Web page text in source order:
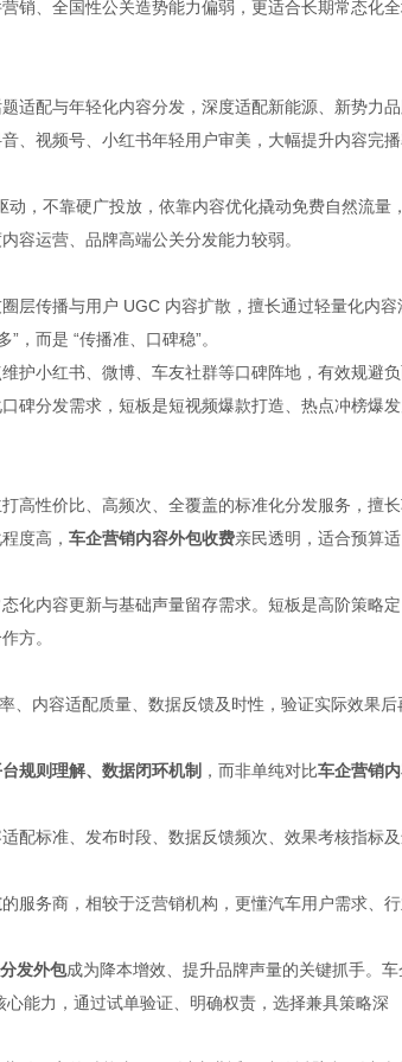
销、全国性公关造势能力偏弱，更适合长期常态化
适配与年轻化内容分发，深度适配新能源、新势力
、视频号、小红书年轻用户审美，大幅提升内容完
，不靠硬广投放，依靠内容优化撬动免费自然流量，
容运营、品牌高端公关分发能力较弱。
层传播与用户 UGC 内容扩散，擅长通过轻量化内容
，而是 “传播准、口碑稳”。
护小红书、微博、车友社群等口碑阵地，有效规避
碑分发需求，短板是短视频爆款打造、热点冲榜爆发
高性价比、高频次、全覆盖的标准化分发服务，擅
度高， 车企营销内容外包收费亲民透明，适合预算适
化内容更新与基础声量留存需求。短板是高阶策略定
方。
、内容适配质量、数据反馈及时性，验证实际效果后
规则理解、数据闭环机制 ，而非单纯对比车企营销
适配标准、发布时段、数据反馈频次、效果考核指标
的服务商，相较于泛营销机构，更懂汽车用户需求、
发外包成为降本增效、提升品牌声量的关键抓手。车
能力，通过试单验证、明确权责，选择兼具策略深